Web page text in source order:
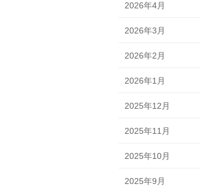
2026年4月
2026年3月
2026年2月
2026年1月
2025年12月
2025年11月
2025年10月
2025年9月